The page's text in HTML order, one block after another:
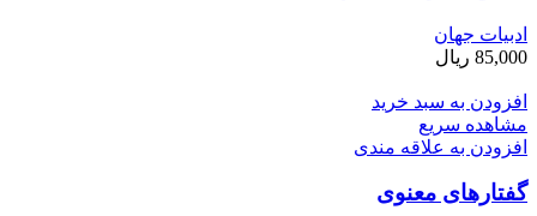
ادبیات جهان
85,000 ریال
افزودن به سبد خرید
مشاهده سریع
افزودن به علاقه مندی
گفتارهای معنوی